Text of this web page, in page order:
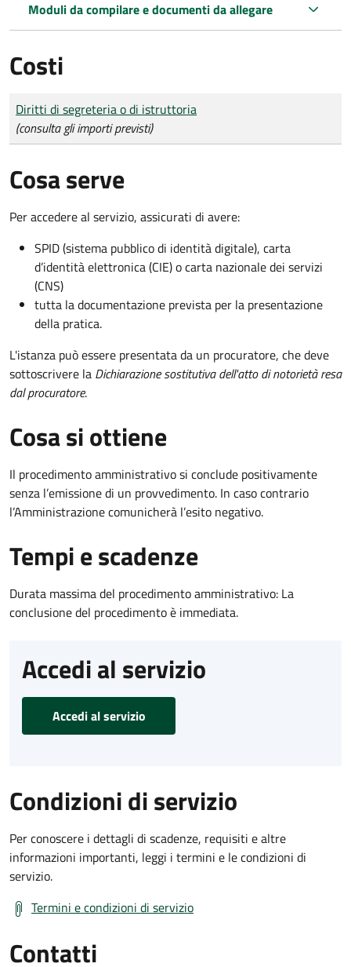
Moduli da compilare e documenti da allegare
Costi
Tipo di pagamento
Importo
Diritti di segreteria o di istruttoria
(consulta gli importi previsti)
Cosa serve
Per accedere al servizio, assicurati di avere:
SPID (sistema pubblico di identità digitale), carta
d’identità elettronica (CIE) o carta nazionale dei servizi
(CNS)
tutta la documentazione prevista per la presentazione
della pratica.
L'istanza può essere presentata da un procuratore, che deve
sottoscrivere la Dichiarazione sostitutiva dell'atto di notorietà resa
dal procuratore.
Cosa si ottiene
Il procedimento amministrativo si conclude positivamente
senza l’emissione di un provvedimento. In caso contrario
l’Amministrazione comunicherà l’esito negativo.
Tempi e scadenze
Durata massima del procedimento amministrativo: La
conclusione del procedimento è immediata.
Accedi al servizio
Accedi al servizio
Condizioni di servizio
Per conoscere i dettagli di scadenze, requisiti e altre
informazioni importanti, leggi i termini e le condizioni di
servizio.
Termini e condizioni di servizio
Contatti